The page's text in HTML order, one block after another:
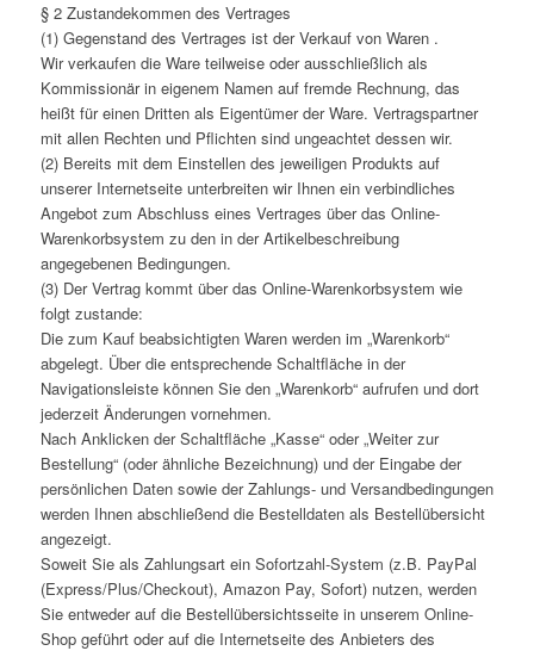
§ 2 Zustandekommen des Vertrages
(1) Gegenstand des Vertrages ist der Verkauf von Waren .
Wir verkaufen die Ware teilweise oder ausschließlich als
Kommissionär in eigenem Namen auf fremde Rechnung, das
heißt für einen Dritten als Eigentümer der Ware. Vertragspartner
mit allen Rechten und Pflichten sind ungeachtet dessen wir.
(2) Bereits mit dem Einstellen des jeweiligen Produkts auf
unserer Internetseite unterbreiten wir Ihnen ein verbindliches
Angebot zum Abschluss eines Vertrages über das Online-
Warenkorbsystem zu den in der Artikelbeschreibung
angegebenen Bedingungen.
(3) Der Vertrag kommt über das Online-Warenkorbsystem wie
folgt zustande:
Die zum Kauf beabsichtigten Waren werden im „Warenkorb“
abgelegt. Über die entsprechende Schaltfläche in der
Navigationsleiste können Sie den „Warenkorb“ aufrufen und dort
jederzeit Änderungen vornehmen.
Nach Anklicken der Schaltfläche „Kasse“ oder „Weiter zur
Bestellung“ (oder ähnliche Bezeichnung) und der Eingabe der
persönlichen Daten sowie der Zahlungs- und Versandbedingungen
werden Ihnen abschließend die Bestelldaten als Bestellübersicht
angezeigt.
Soweit Sie als Zahlungsart ein Sofortzahl-System (z.B. PayPal
(Express/Plus/Checkout), Amazon Pay, Sofort) nutzen, werden
Sie entweder auf die Bestellübersichtsseite in unserem Online-
Shop geführt oder auf die Internetseite des Anbieters des